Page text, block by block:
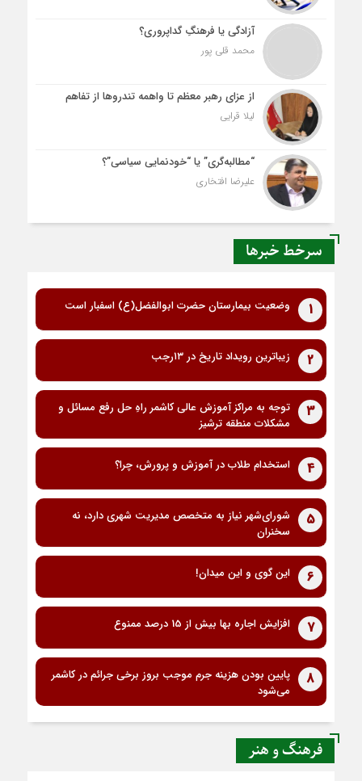
آزادگی یا فرهنگِ گداپروری؟
محمد قلی پور
از عزای رهبر معظم تا واهمه تندروها از تفاهم
لیلا قرایی
“مطالبه‌گری” یا “خودنمایی سیاسی”؟
علیرضا افتخاری
سرخط خبرها
1 وضعیت بیمارستان حضرت ابوالفضل(ع) اسفبار است
2 زیباترین رویداد تاریخ در ۱۳رجب
3
توجه به مراکز آموزش عالی کاشمر راهِ حل رفع مسائل و
مشکلات منطقه ترشیز
4 استخدام طلاب در آموزش و پرورش، چرا؟
5
شورای‌شهر نیاز به متخصص مدیریت شهری دارد، نه
سخنران
6 این گوی و این میدان!
7 افزایش اجاره بها بیش از 15 درصد ممنوع
8
پایین بودن هزینه جرم موجب بروز برخی جرائم در کاشمر
می‌شود
فرهنگ و هنر